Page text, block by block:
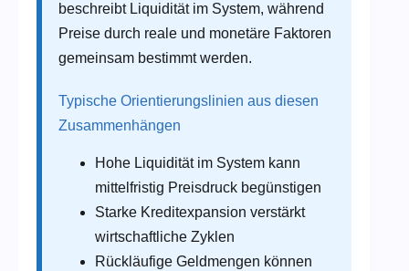
beschreibt Liquidität im System, während
Preise durch reale und monetäre Faktoren
gemeinsam bestimmt werden.
Typische Orientierungslinien aus diesen
Zusammenhängen
Hohe Liquidität im System kann
mittelfristig Preisdruck begünstigen
Starke Kreditexpansion verstärkt
wirtschaftliche Zyklen
Rückläufige Geldmengen können